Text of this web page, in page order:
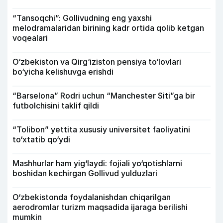
“Tansoqchi”: Gollivudning eng yaxshi
melodramalaridan birining kadr ortida qolib ketgan
voqealari
O‘zbekiston va Qirg‘iziston pensiya to‘lovlari
bo‘yicha kelishuvga erishdi
“Barselona” Rodri uchun “Manchester Siti”ga bir
futbolchisini taklif qildi
“Tolibon” yettita xususiy universitet faoliyatini
to‘xtatib qo‘ydi
Mashhurlar ham yig‘laydi: fojiali yo‘qotishlarni
boshidan kechirgan Gollivud yulduzlari
O‘zbekistonda foydalanishdan chiqarilgan
aerodromlar turizm maqsadida ijaraga berilishi
mumkin